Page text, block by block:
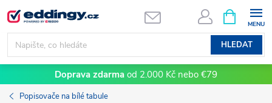
Přejít
na
obsah
HLEDAT
NÁKUPNÍ
KOŠÍK
Doprava zdarma od 2.000 Kč nebo €79
Popisovače na bílé tabule